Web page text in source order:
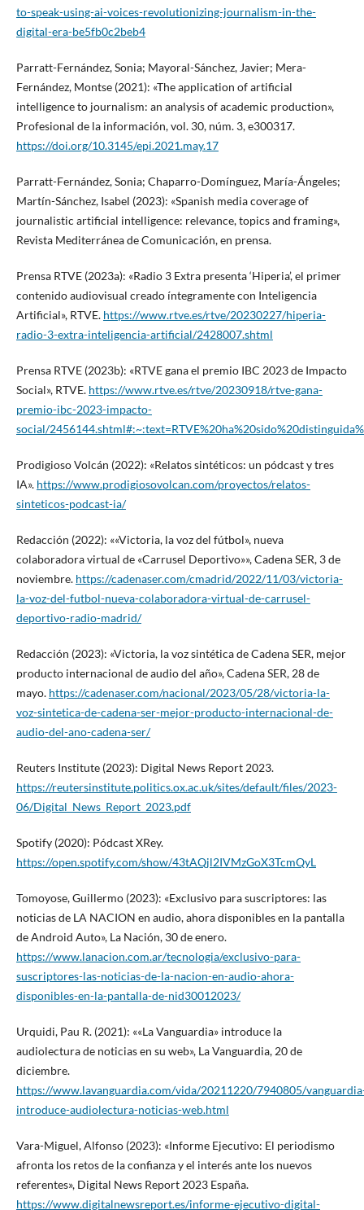
to-speak-using-ai-voices-revolutionizing-journalism-in-the-
digital-era-be5fb0c2beb4
Parratt-Fernández, Sonia; Mayoral-Sánchez, Javier; Mera-
Fernández, Montse (2021): «The application of artificial
intelligence to journalism: an analysis of academic production»,
Profesional de la información, vol. 30, núm. 3, e300317.
https://doi.org/10.3145/epi.2021.may.17
Parratt-Fernández, Sonia; Chaparro-Domínguez, María-Ángeles;
Martín-Sánchez, Isabel (2023): «Spanish media coverage of
journalistic artificial intelligence: relevance, topics and framing»,
Revista Mediterránea de Comunicación, en prensa.
Prensa RTVE (2023a): «Radio 3 Extra presenta ‘Hiperia’, el primer
contenido audiovisual creado íntegramente con Inteligencia
Artificial», RTVE. https://www.rtve.es/rtve/20230227/hiperia-
radio-3-extra-inteligencia-artificial/2428007.shtml
Prensa RTVE (2023b): «RTVE gana el premio IBC 2023 de Impacto
Social», RTVE. https://www.rtve.es/rtve/20230918/rtve-gana-
premio-ibc-2023-impacto-
social/
Prodigioso Volcán (2022): «Relatos sintéticos: un pódcast y tres
IA». https://www.prodigiosovolcan.com/proyectos/relatos-
sinteticos-podcast-ia/
Redacción (2022): ««Victoria, la voz del fútbol», nueva
colaboradora virtual de «Carrusel Deportivo»», Cadena SER, 3 de
noviembre. https://cadenaser.com/cmadrid/2022/11/03/victoria-
la-voz-del-futbol-nueva-colaboradora-virtual-de-carrusel-
deportivo-radio-madrid/
Redacción (2023): «Victoria, la voz sintética de Cadena SER, mejor
producto internacional de audio del año», Cadena SER, 28 de
mayo. https://cadenaser.com/nacional/2023/05/28/victoria-la-
voz-sintetica-de-cadena-ser-mejor-producto-internacional-de-
audio-del-ano-cadena-ser/
Reuters Institute (2023): Digital News Report 2023.
https://reutersinstitute.politics.ox.ac.uk/sites/default/files/2023-
06/Digital_News_Report_2023.pdf
Spotify (2020): Pódcast XRey.
https://open.spotify.com/show/43tAQjl2IVMzGoX3TcmQyL
Tomoyose, Guillermo (2023): «Exclusivo para suscriptores: las
noticias de LA NACION en audio, ahora disponibles en la pantalla
de Android Auto», La Nación, 30 de enero.
https://www.lanacion.com.ar/tecnologia/exclusivo-para-
suscriptores-las-noticias-de-la-nacion-en-audio-ahora-
disponibles-en-la-pantalla-de-nid30012023/
Urquidi, Pau R. (2021): ««La Vanguardia» introduce la
audiolectura de noticias en su web», La Vanguardia, 20 de
diciembre.
https://www.lavanguardia.com/vida/20211220/7940805/
introduce-audiolectura-noticias-web.html
Vara-Miguel, Alfonso (2023): «Informe Ejecutivo: El periodismo
afronta los retos de la confianza y el interés ante los nuevos
referentes», Digital News Report 2023 España.
https://www.digitalnewsreport.es/informe-ejecutivo-digital-